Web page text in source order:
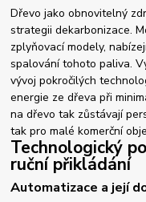
Dřevo jako obnovitelný
strategii dekarbonizace.
zplyňovací modely,
spalování tohoto paliva.
vývoj pokročilých
energie ze dřeva při
na dřevo tak zůstávají
tak pro malé komerční
Technologický
ruční přikládání
Automatizace a její